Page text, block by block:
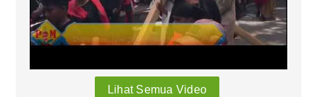
Lihat Semua Video